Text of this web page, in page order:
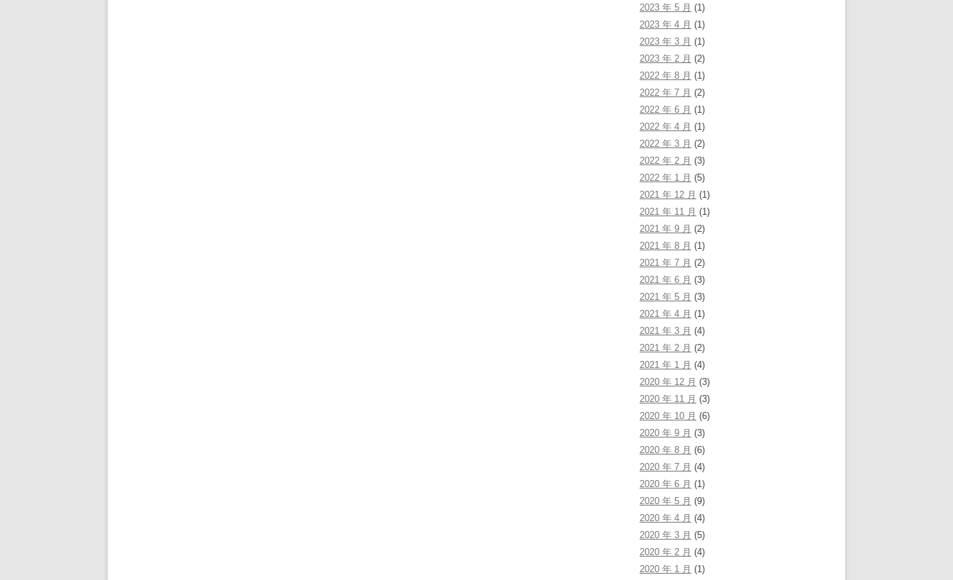
2023 年 5 月 (1)
2023 年 4 月 (1)
2023 年 3 月 (1)
2023 年 2 月 (2)
2022 年 8 月 (1)
2022 年 7 月 (2)
2022 年 6 月 (1)
2022 年 4 月 (1)
2022 年 3 月 (2)
2022 年 2 月 (3)
2022 年 1 月 (5)
2021 年 12 月 (1)
2021 年 11 月 (1)
2021 年 9 月 (2)
2021 年 8 月 (1)
2021 年 7 月 (2)
2021 年 6 月 (3)
2021 年 5 月 (3)
2021 年 4 月 (1)
2021 年 3 月 (4)
2021 年 2 月 (2)
2021 年 1 月 (4)
2020 年 12 月 (3)
2020 年 11 月 (3)
2020 年 10 月 (6)
2020 年 9 月 (3)
2020 年 8 月 (6)
2020 年 7 月 (4)
2020 年 6 月 (1)
2020 年 5 月 (9)
2020 年 4 月 (4)
2020 年 3 月 (5)
2020 年 2 月 (4)
2020 年 1 月 (1)